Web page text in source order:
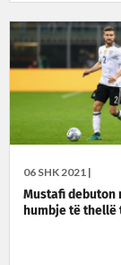
06 SHK 2021 |
Mustafi debuton
humbje të thellë